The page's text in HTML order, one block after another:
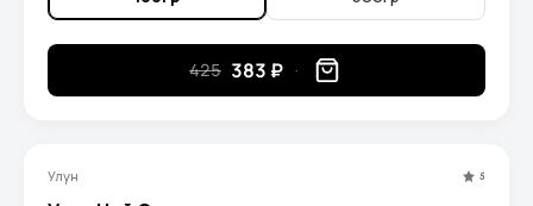
425 383 ₽
Улун 5